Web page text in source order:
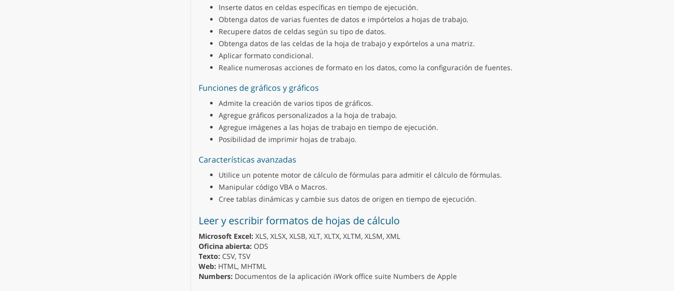
Inserte datos en celdas específicas en tiempo de ejecución.
Obtenga datos de varias fuentes de datos e impórtelos a hojas de trabajo.
Recupere datos de celdas según su tipo de datos.
Obtenga datos de las celdas de la hoja de trabajo y expórtelos a una matriz.
Aplicar formato condicional.
Realice numerosas acciones de formato en los datos, como la configuración de fuentes.
Funciones de gráficos y gráficos
Admite la creación de varios tipos de gráficos.
Agregue gráficos personalizados a la hoja de trabajo.
Agregue imágenes a las hojas de trabajo en tiempo de ejecución.
Posibilidad de imprimir hojas de trabajo.
Características avanzadas
Utilice un potente motor de cálculo de fórmulas para admitir el cálculo de fórmulas.
Manipular código VBA o Macros.
Cree tablas dinámicas y cambie sus datos de origen en tiempo de ejecución.
Leer y escribir formatos de hojas de cálculo
Microsoft Excel:XLS, XLSX, XLSB, XLT, XLTX, XLTM, XLSM, XML
Oficina abierta:ODS
Texto:CSV, TSV
Web:HTML, MHTML
Numbers:Documentos de la aplicación iWork office suite Numbers de Apple